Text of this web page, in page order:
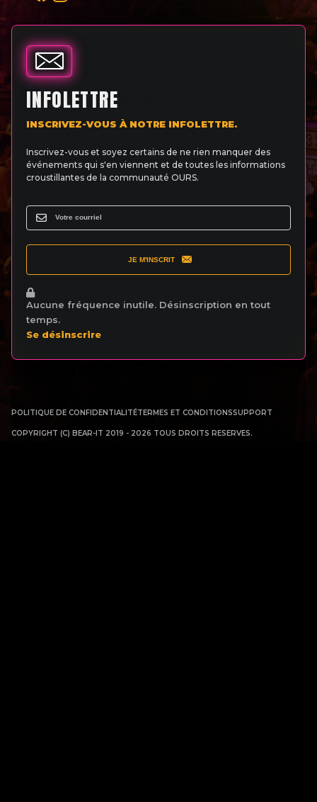
INFOLETTRE
INSCRIVEZ-VOUS À NOTRE INFOLETTRE.
Inscrivez-vous et soyez certains de ne rien manquer des
événements qui s'en viennent et de toutes les informations
croustillantes de la communauté OURS.
JE M'INSCRIT
Aucune fréquence inutile. Désinscription en tout
temps.
Se désinscrire
POLITIQUE DE CONFIDENTIALITÉTERMES ET CONDITIONSSUPPORT
COPYRIGHT (C) BEAR-IT 2019 - 2026 TOUS DROITS RESERVES.